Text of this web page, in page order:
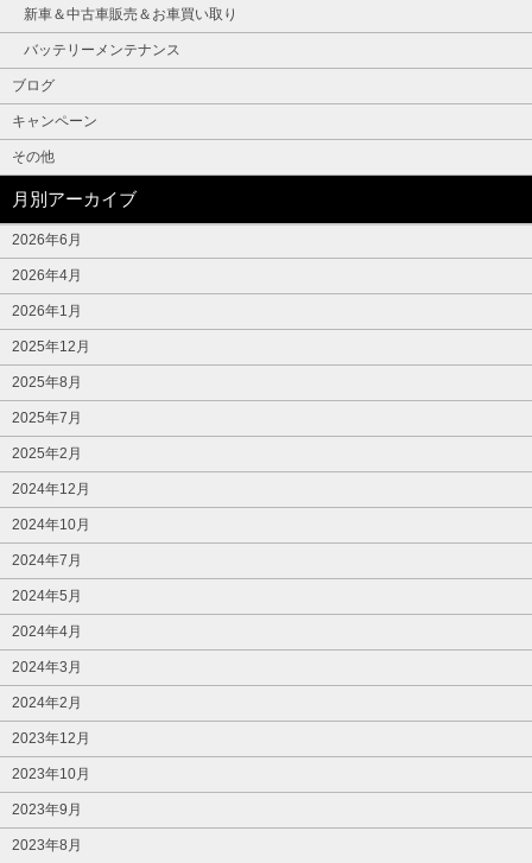
新車＆中古車販売＆お車買い取り
バッテリーメンテナンス
ブログ
キャンペーン
その他
月別アーカイブ
2026年6月
2026年4月
2026年1月
2025年12月
2025年8月
2025年7月
2025年2月
2024年12月
2024年10月
2024年7月
2024年5月
2024年4月
2024年3月
2024年2月
2023年12月
2023年10月
2023年9月
2023年8月